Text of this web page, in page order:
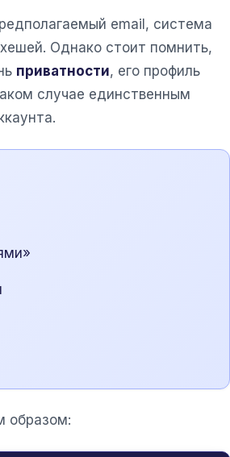
email, система
Однако стоит помнить,
приватности, его профиль
случае единственным
образом: